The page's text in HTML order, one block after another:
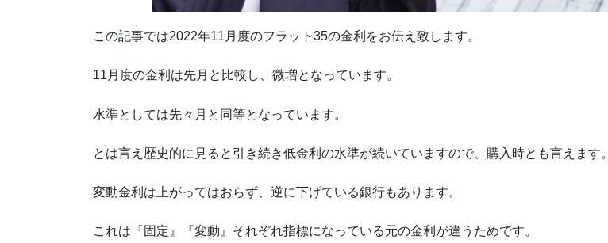
この記事では2022年11月度のフラット35の金利をお伝え致します。
11月度の金利は先月と比較し、微増となっています。
水準としては先々月と同等となっています。
とは言え歴史的に見ると引き続き低金利の水準が続いていますので、購入時とも言えます。
変動金利は上がってはおらず、逆に下げている銀行もあります。
これは『固定』『変動』それぞれ指標になっている元の金利が違うためです。